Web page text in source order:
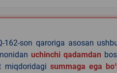
162-son qaroriga asosan
uchinchi qadamdan
miqdoridagi summaga ega